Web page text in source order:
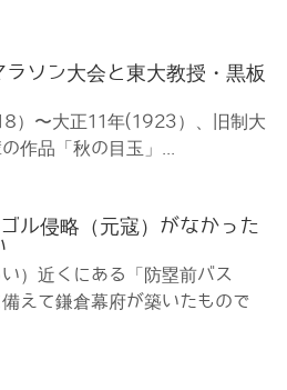
ソン大会と東大教授・黒板
）〜大正11年(1923）、旧制大
作品「秋の目玉」...
ル侵略（元寇）がなかった
）近くにある「防塁前バス
えて鎌倉幕府が築いたもので